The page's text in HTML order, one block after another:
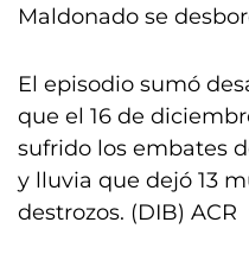
Maldonado se
El episodio sumó
que el 16 de
sufrido los embates
y lluvia que dejó 13
destrozos. (DIB) ACR